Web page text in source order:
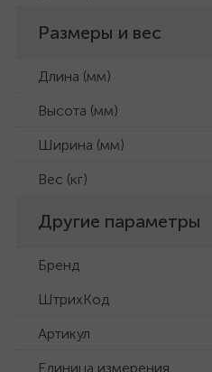
Размеры и вес
Длина (мм)
Высота (мм)
Ширина (мм)
Вес (кг)
Другие параметры
Бренд
ШтрихКод
Артикул
Единица измерения